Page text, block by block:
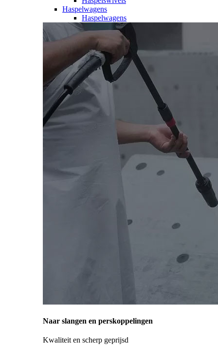
Haspelwagens
Haspelwagens
Naar slangen en perskoppelingen
Kwaliteit en scherp geprijsd